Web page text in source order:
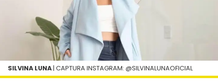
SILVINA LUNA | CAPTURA INSTAGRAM: @SILVINALUNAOFICIAL